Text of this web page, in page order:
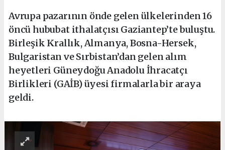
Avrupa pazarının önde gelen ülkelerinden 16
öncü hububat ithalatçısı Gaziantep’te buluştu.
Birleşik Krallık, Almanya, Bosna-Hersek,
Bulgaristan ve Sırbistan’dan gelen alım
heyetleri Güneydoğu Anadolu İhracatçı
Birlikleri (GAİB) üyesi firmalarla bir araya
geldi.